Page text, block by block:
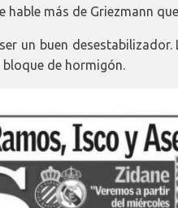
hable más de Griezmann
un buen
de hormigón.